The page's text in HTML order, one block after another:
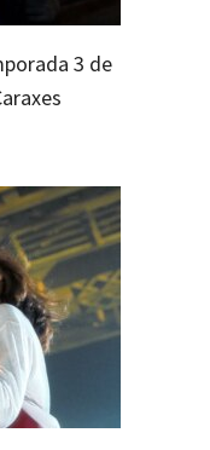
3 de